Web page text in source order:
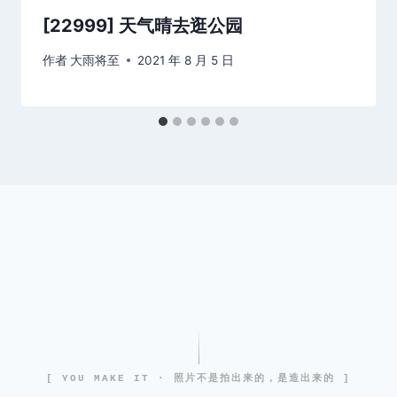
[22999] 天气晴去逛公园
作者 大雨将至 2021 年 8 月 5 日
[ YOU MAKE IT · 照片不是拍出来的，是造出来的 ]